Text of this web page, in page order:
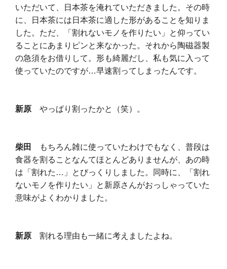
いただいて、日本茶を淹れていただきました。その時
に、日本茶には日本茶に適した形があることを知りま
した。ただ、「割れないモノを作りたい」と仰ってい
ることにあまりピンと来なかった。それから陶磁器製
の急須をお借りして。形も綺麗だし、私も気に入って
使っていたのですが…早速割ってしまったんです。
新原 やっぱり割ったかと（笑）。
柴田
もちろん雑に使っていたわけでもなく、普段は
食器を割ることなんてほとんどありませんが、あの時
は「割れた…」とびっくりしました。同時に、「割れ
ないモノを作りたい」と新原さんがおっしゃっていた
意味がよくわかりました。
新原 割れる理由も一緒に考えましたよね。